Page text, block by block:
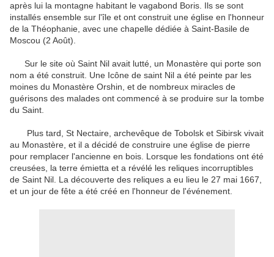
après lui la montagne habitant le vagabond Boris. Ils se sont
installés ensemble sur l'île et ont construit une église en l'honneur
de la Théophanie, avec une chapelle dédiée à Saint-Basile de
Moscou (2 Août).
Sur le site où Saint Nil avait lutté, un Monastère qui porte son
nom a été construit. Une Icône de saint Nil a été peinte par les
moines du Monastère Orshin, et de nombreux miracles de
guérisons des malades ont commencé à se produire sur la tombe
du Saint.
Plus tard, St Nectaire, archevêque de Tobolsk et Sibirsk vivait
au Monastère, et il a décidé de construire une église de pierre
pour remplacer l'ancienne en bois. Lorsque les fondations ont été
creusées, la terre émietta et a révélé les reliques incorruptibles
de Saint Nil. La découverte des reliques a eu lieu le 27 mai 1667,
et un jour de fête a été créé en l'honneur de l'événement.